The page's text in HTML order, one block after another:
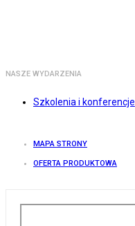
NASZE WYDARZENIA
Szkolenia i konferencje
MAPA STRONY
OFERTA PRODUKTOWA